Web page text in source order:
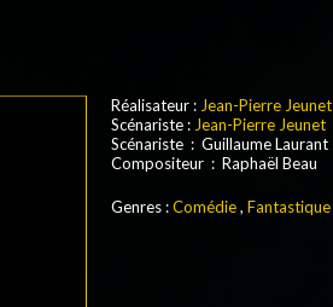
Réalisateur : Jean-Pierre Jeunet
Scénariste : Jean-Pierre Jeunet
Scénariste : Guillaume Laurant
Compositeur : Raphaël Beau
Genres :Comédie, Fantastique